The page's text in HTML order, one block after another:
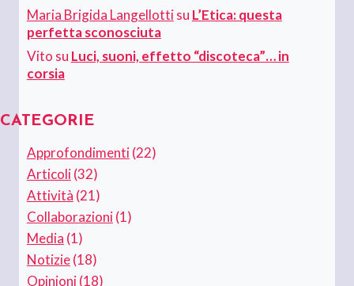
Maria Brigida Langellottisu L’Etica: questa
perfetta sconosciuta
Vito su Luci, suoni, effetto “discoteca”… in
corsia
CATEGORIE
Approfondimenti(22)
Articoli(32)
Attività (21)
Collaborazioni(1)
Media (1)
Notizie(18)
Opinioni(18)